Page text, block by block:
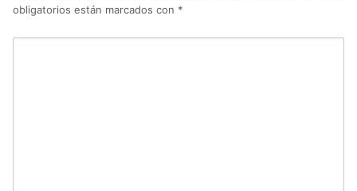
obligatorios están marcados con *